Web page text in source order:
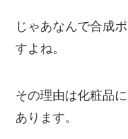
じゃあなんで合成
すよね。
その理由は化粧品
あります。